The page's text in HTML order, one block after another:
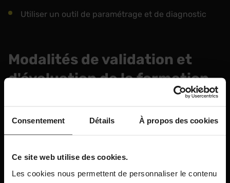
Consentement Détails À propos des cookies
Ce site web utilise des cookies.
Les cookies nous permettent de personnaliser le contenu
Utiliser un outil de paramétrage et de diagnostic
Modalités de validation et
d'évaluation de la formation
QCM